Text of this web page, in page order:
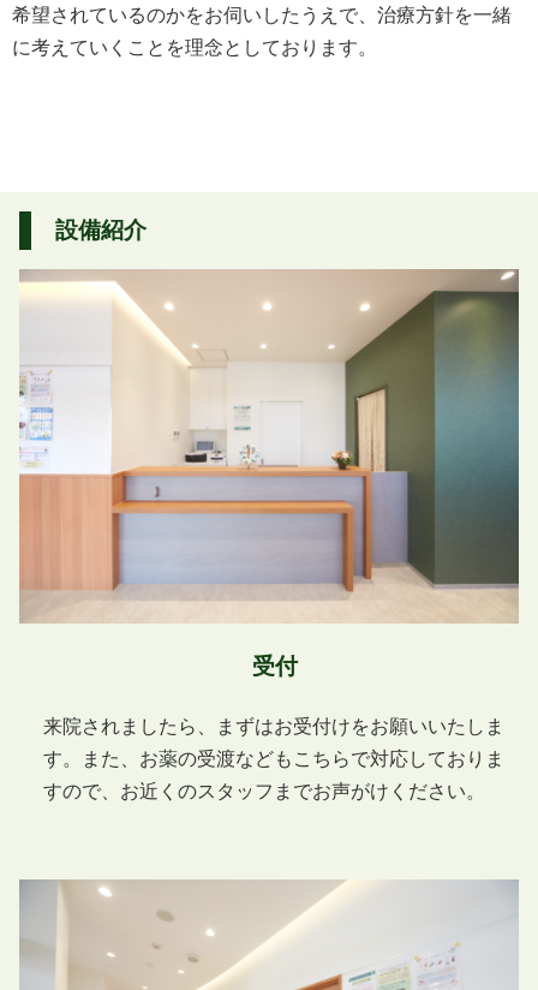
希望されているのかをお伺いしたうえで、治療方針を一緒
に考えていくことを理念としております。
設備紹介
受付
来院されましたら、まずはお受付けをお願いいたしま
す。また、お薬の受渡などもこちらで対応しておりま
すので、お近くのスタッフまでお声がけください。